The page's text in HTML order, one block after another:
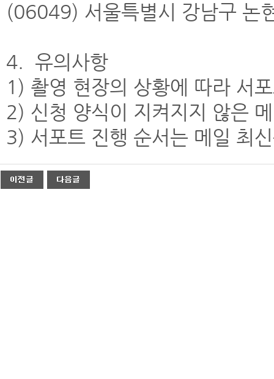
(06049) 서울특별시 강남구 논
4. 유의사항
1) 촬영 현장의 상황에 따라 서
2) 신청 양식이 지켜지지 않은
3) 서포트 진행 순서는 메일 최